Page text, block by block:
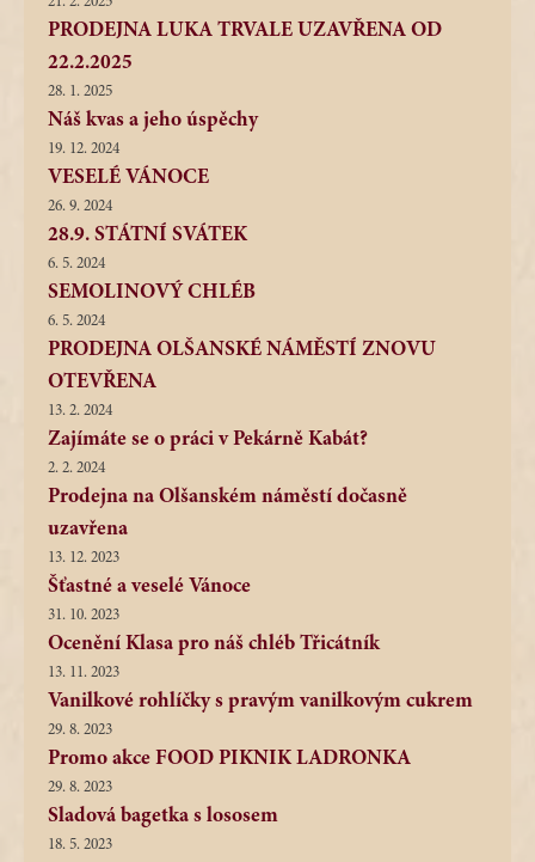
PRODEJNA LUKA TRVALE UZAVŘENA OD
22.2.2025
28. 1. 2025
Náš kvas a jeho úspěchy
19. 12. 2024
VESELÉ VÁNOCE
26. 9. 2024
28.9. STÁTNÍ SVÁTEK
6. 5. 2024
SEMOLINOVÝ CHLÉB
6. 5. 2024
PRODEJNA OLŠANSKÉ NÁMĚSTÍ ZNOVU
OTEVŘENA
13. 2. 2024
Zajímáte se o práci v Pekárně Kabát?
2. 2. 2024
Prodejna na Olšanském náměstí dočasně
uzavřena
13. 12. 2023
Šťastné a veselé Vánoce
31. 10. 2023
Ocenění Klasa pro náš chléb Třicátník
13. 11. 2023
Vanilkové rohlíčky s pravým vanilkovým cukrem
29. 8. 2023
Promo akce FOOD PIKNIK LADRONKA
29. 8. 2023
Sladová bagetka s lososem
18. 5. 2023